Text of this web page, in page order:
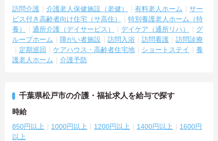
訪問介護 介護老人保健施設（老健） 有料老人ホーム
サー
ビス付き高齢者向け住宅（サ高住）
特別養護老人ホーム（特
養）
通所介護（デイサービス） デイケア（通所リハ）
グ
ループホーム
障がい者施設 訪問入浴 訪問看護
訪問診療
定期巡回
ケアハウス・高齢者住宅地 ショートステイ
養
護老人ホーム
介護予防
千葉県松戸市の介護・福祉求人を給与で探す
時給
850円以上 1000円以上 1200円以上 1400円以上
1600円
以上